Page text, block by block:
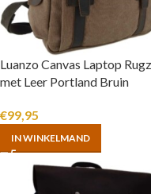
Luanzo Canvas Laptop
met Leer Portland Bruin
€99,95
IN WINKELMAND